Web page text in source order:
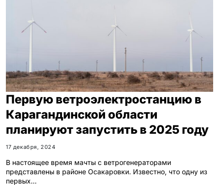
Первую ветроэлектростанцию в
Карагандинской области
планируют запустить в 2025 году
17 декабря, 2024
В настоящее время мачты с ветрогенераторами
представлены в районе Осакаровки. Известно, что одну из
первых…